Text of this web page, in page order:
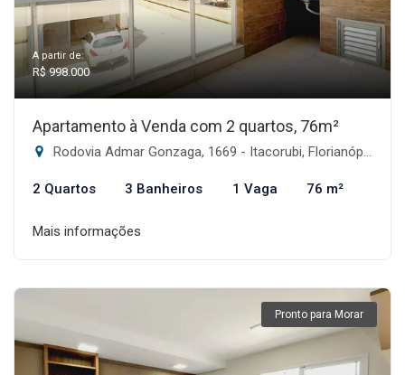
A partir de:
R$ 998.000
Apartamento à Venda com 2 quartos, 76m²
Rodovia Admar Gonzaga, 1669 - Itacorubi, Florianópolis-SC
2 Quartos 3 Banheiros 1 Vaga 76 m²
Mais informações
Pronto para Morar